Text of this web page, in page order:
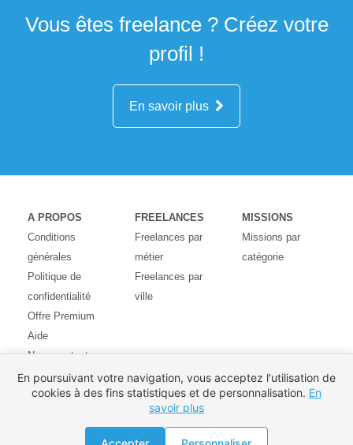
Vous êtes freelance ? Créez votre
profil !
En savoir plus
A PROPOS
Conditions
générales
Politique de
confidentialité
Offre Premium
Aide
Nous contacter
Avis des
utilisateurs
FREELANCES
Freelances par
métier
Freelances par
ville
MISSIONS
Missions par
catégorie
En poursuivant votre navigation, vous acceptez l'utilisation de
cookies à des fins statistiques et de personnalisation. En
savoir plus